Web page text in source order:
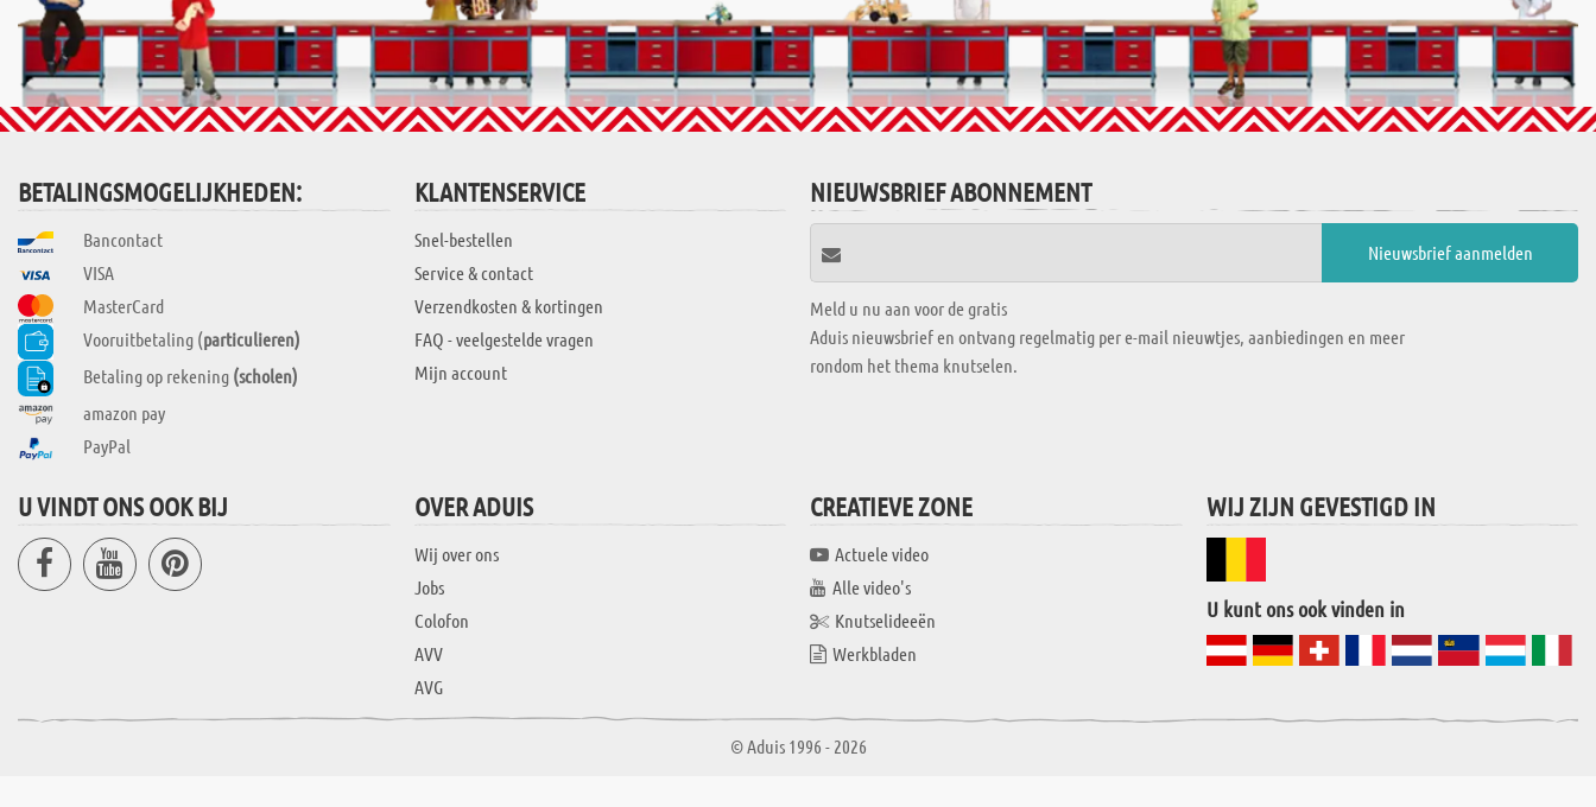
BETALINGSMOGELIJKHEDEN:
Bancontact
VISA
MasterCard
Vooruitbetaling (particulieren)
Betaling op rekening (scholen)
amazon pay
PayPal
KLANTENSERVICE
Snel-bestellen
Service & contact
Verzendkosten & kortingen
FAQ - veelgestelde vragen
Mijn account
NIEUWSBRIEF ABONNEMENT
Meld u nu aan voor de gratis
Aduis nieuwsbrief en ontvang regelmatig per e-mail nieuwtjes, aanbiedingen en meer
rondom het thema knutselen.
U VINDT ONS OOK BIJ OVER ADUIS
Wij over ons
Jobs
Colofon
AVV
AVG
CREATIEVE ZONE
Actuele video
Alle video's
Knutselideeën
Werkbladen
WIJ ZIJN GEVESTIGD IN
U kunt ons ook vinden in
© Aduis 1996 - 2026